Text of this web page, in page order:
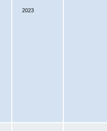
2023